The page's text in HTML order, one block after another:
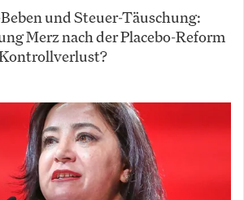
und Steuer-Täuschung:
Merz nach der Placebo-Reform